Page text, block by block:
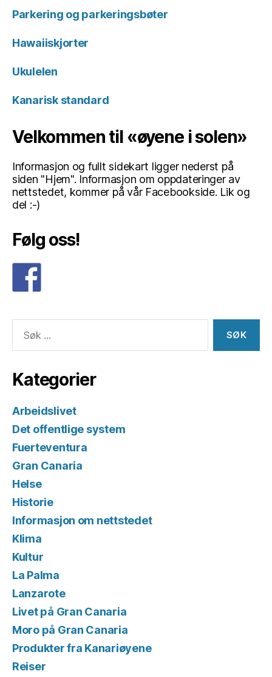
Parkering og parkeringsbøter
Hawaiiskjorter
Ukulelen
Kanarisk standard
Velkommen til «øyene i solen»
Informasjon og fullt sidekart ligger nederst på
siden "Hjem". Informasjon om oppdateringer av
nettstedet, kommer på vår Facebookside. Lik og
del :-)
Følg oss!
etter:
Kategorier
Arbeidslivet
Det offentlige system
Fuerteventura
Gran Canaria
Helse
Historie
Informasjon om nettstedet
Klima
Kultur
La Palma
Lanzarote
Livet på Gran Canaria
Moro på Gran Canaria
Produkter fra Kanariøyene
Reiser